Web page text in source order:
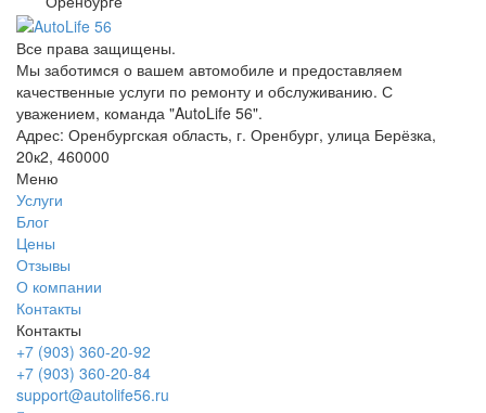
Все права защищены.
Мы заботимся о вашем автомобиле и предоставляем
качественные услуги по ремонту и обслуживанию. С
уважением, команда "AutoLife 56".
Адрес: Оренбургская область, г. Оренбург, улица Берёзка,
20к2, 460000
Меню
Услуги
Блог
Цены
Отзывы
О компании
Контакты
Контакты
+7 (903) 360-20-92
+7 (903) 360-20-84
support@autolife56.ru